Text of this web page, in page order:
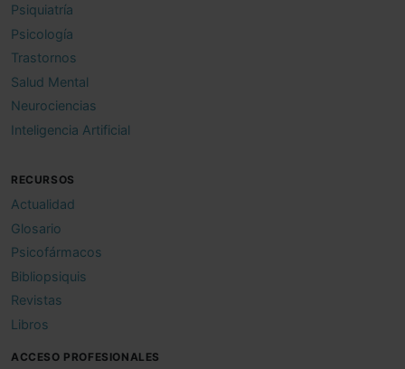
Psiquiatría
Psicología
Trastornos
Salud Mental
Neurociencias
Inteligencia Artificial
RECURSOS
Actualidad
Glosario
Psicofármacos
Bibliopsiquis
Revistas
Libros
ACCESO PROFESIONALES